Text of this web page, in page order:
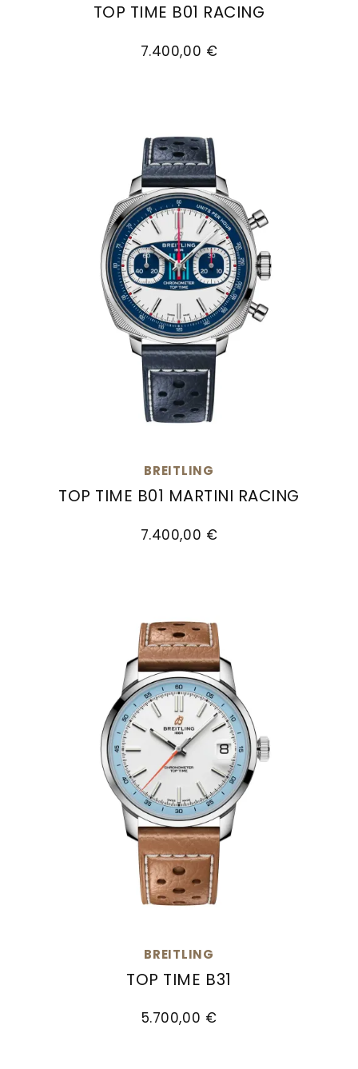
TOP TIME B01 RACING
7.400,00 €
BREITLING
TOP TIME B01 MARTINI RACING
7.400,00 €
BREITLING
TOP TIME B31
5.700,00 €